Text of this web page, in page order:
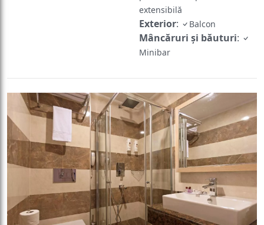
extensibilă
Exterior: Balcon
Mâncăruri și băuturi:
Minibar